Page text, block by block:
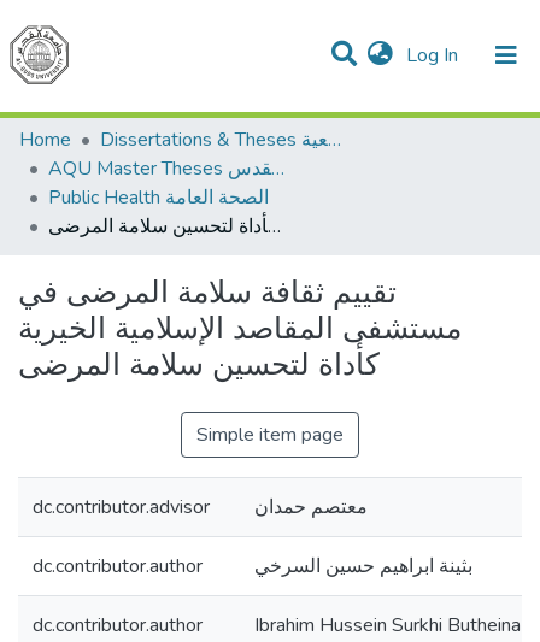
Log In (current)
Communities & Collections
All of DSpace
Home
Dissertations & Theses الرسائل الجامعية
AQU Master Theses الرسائل الجامعية الخاصة بجامعة القدس
Public Health الصحة العامة
تقييم ثقافة سلامة المرضى في مستشفى المقاصد الإسلامية الخيرية كأداة لتحسين سلامة المرضى
تقييم ثقافة سلامة المرضى في
مستشفى المقاصد الإسلامية الخيرية
كأداة لتحسين سلامة المرضى
Simple item page
dc.contributor.advisor معتصم حمدان
dc.contributor.author بثينة ابراهيم حسين السرخي
dc.contributor.author Ibrahim Hussein Surkhi Butheina